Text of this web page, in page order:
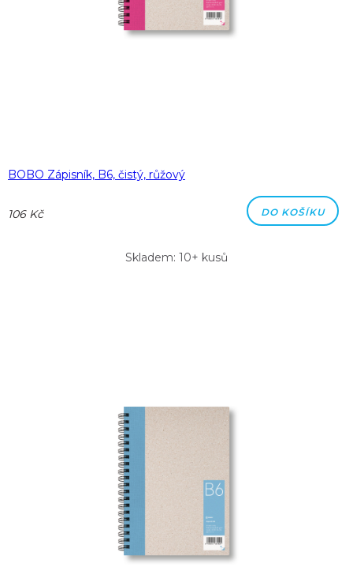
BOBO Zápisník, B6, čistý, růžový
106 Kč DO KOŠÍKU
Skladem: 10+ kusů